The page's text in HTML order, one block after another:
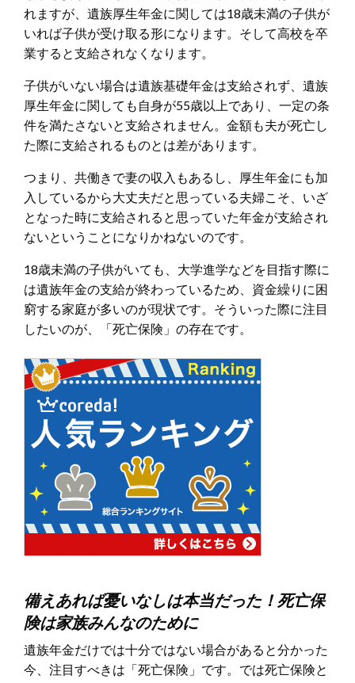
れますが、遺族厚生年金に関しては18歳未満の子供が
いれば子供が受け取る形になります。そして高校を卒
業すると支給されなくなります。
子供がいない場合は遺族基礎年金は支給されず、遺族
厚生年金に関しても自身が55歳以上であり、一定の条
件を満たさないと支給されません。金額も夫が死亡し
た際に支給されるものとは差があります。
つまり、共働きで妻の収入もあるし、厚生年金にも加
入しているから大丈夫だと思っている夫婦こそ、いざ
となった時に支給されると思っていた年金が支給され
ないということになりかねないのです。
18歳未満の子供がいても、大学進学などを目指す際に
は遺族年金の支給が終わっているため、資金繰りに困
窮する家庭が多いのが現状です。そういった際に注目
したいのが、「死亡保険」の存在です。
備えあれば憂いなしは本当だった！死亡保
険は家族みんなのために
遺族年金だけでは十分ではない場合があると分かった
今、注目すべきは「死亡保険」です。では死亡保険と